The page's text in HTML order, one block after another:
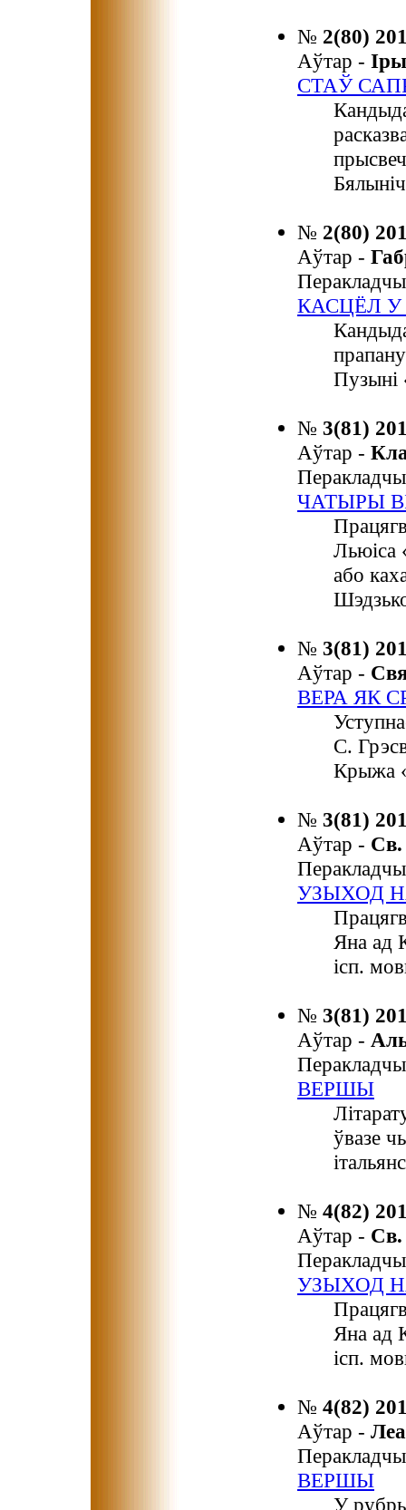
№ 2(80)
Аўтар -
СТАЎ
№ 2(80)
Аўтар -
КАСЦЁЛ
Пузыні
№ 3(81)
Аўтар -
ЧАТЫРЫ
Льюіса
або
№ 3(81)
Аўтар -
ВЕРА ЯК
С.
Крыжа
№ 3(81)
Аўтар -
УЗЫХОД
Яна ад
ісп.
№ 3(81)
Аўтар -
ВЕРШЫ
ўвазе
№ 4(82)
Аўтар -
УЗЫХОД
Яна ад
ісп.
№ 4(82)
Аўтар -
ВЕРШЫ
У